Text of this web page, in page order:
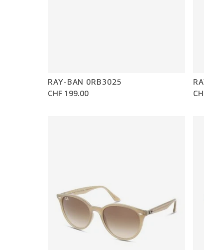
RAY-BAN 0RB3025
CHF 199.00